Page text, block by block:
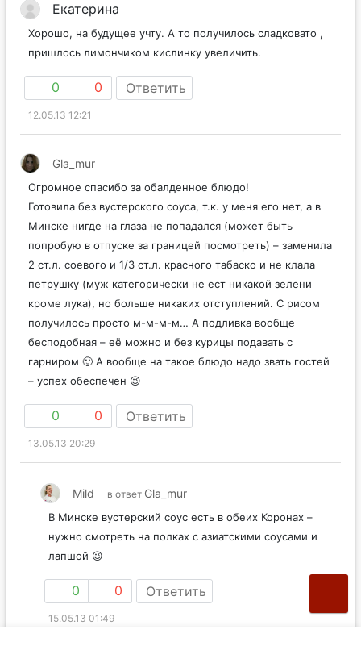
Екатерина
Хорошо, на будущее учту. А то получилось сладковато ,
пришлось лимончиком кислинку увеличить.
0 0 Ответить
12.05.13 12:21
Gla_mur
Огромное спасибо за обалденное блюдо!
Готовила без вустерского соуса, т.к. у меня его нет, а в
Минске нигде на глаза не попадался (может быть
попробую в отпуске за границей посмотреть) – заменила
2 ст.л. соевого и 1/3 ст.л. красного табаско и не клала
петрушку (муж категорически не ест никакой зелени
кроме лука), но больше никаких отступлений. С рисом
получилось просто м-м-м-м… А подливка вообще
бесподобная – её можно и без курицы подавать с
гарниром 🙂 А вообще на такое блюдо надо звать гостей
– успех обеспечен 😉
0 0 Ответить
13.05.13 20:29
Mild в ответ Gla_mur
В Минске вустерский соус есть в обеих Коронах –
нужно смотреть на полках с азиатскими соусами и
лапшой 😉
0 0 Ответить
15.05.13 01:49